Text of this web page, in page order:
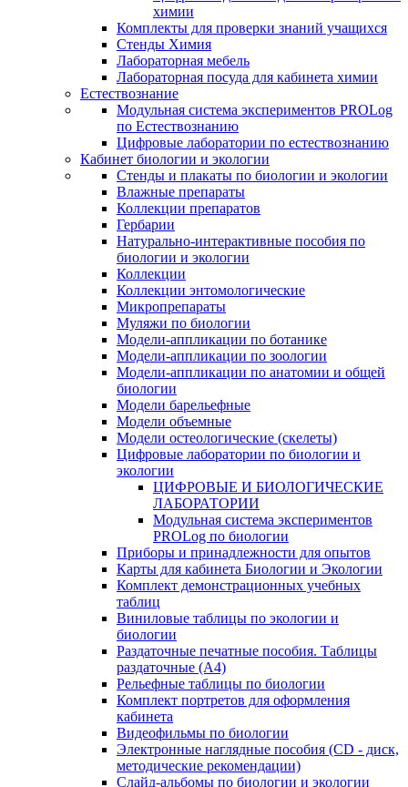
химии
Комплекты для проверки знаний учащихся
Стенды Химия
Лабораторная мебель
Лабораторная посуда для кабинета химии
Естествознание
Модульная система экспериментов PROLog
по Естествознанию
Цифровые лаборатории по естествознанию
Кабинет биологии и экологии
Стенды и плакаты по биологии и экологии
Влажные препараты
Коллекции препаратов
Гербарии
Натурально-интерактивные пособия по
биологии и экологии
Коллекции
Коллекции энтомологические
Микропрепараты
Муляжи по биологии
Модели-аппликации по ботанике
Модели-аппликации по зоологии
Модели-аппликации по анатомии и общей
биологии
Модели барельефные
Модели объемные
Модели остеологические (скелеты)
Цифровые лаборатории по биологии и
экологии
ЦИФРОВЫЕ И БИОЛОГИЧЕСКИЕ
ЛАБОРАТОРИИ
Модульная система экспериментов
PROLog по биологии
Приборы и принадлежности для опытов
Карты для кабинета Биологии и Экологии
Комплект демонстрационных учебных
таблиц
Виниловые таблицы по экологии и
биологии
Раздаточные печатные пособия. Таблицы
раздаточные (А4)
Рельефные таблицы по биологии
Комплект портретов для оформления
кабинета
Видеофильмы по биологии
Электронные наглядные пособия (CD - диск,
методические рекомендации)
Слайд-альбомы по биологии и экологии